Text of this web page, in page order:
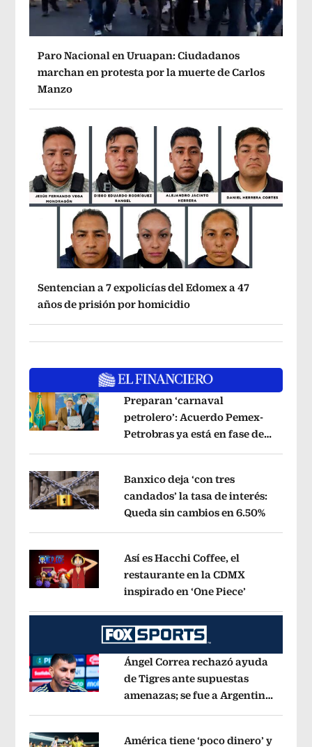
Paro Nacional en Uruapan: Ciudadanos
marchan en protesta por la muerte de Carlos
Manzo
Sentencian a 7 expolicías del Edomex a 47
años de prisión por homicidio
Opens in new window
Preparan ‘carnaval
petrolero’: Acuerdo Pemex-
Petrobras ya está en fase de
Opens in new window
Banxico deja ‘con tres
candados’ la tasa de interés:
Queda sin cambios en 6.50%Opens
Opens in new window
Así es Hacchi Coffee, el
restaurante en la CDMX
inspirado en ‘One Piece’
Opens in new window
Ángel Correa rechazó ayuda
de Tigres ante supuestas
amenazas; se fue a Argentina
América tiene ‘poco dinero’ y